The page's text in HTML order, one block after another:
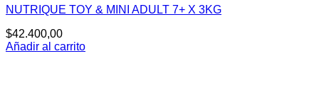
NUTRIQUE TOY & MINI ADULT 7+ X 3KG
$42.400,00
Añadir al carrito